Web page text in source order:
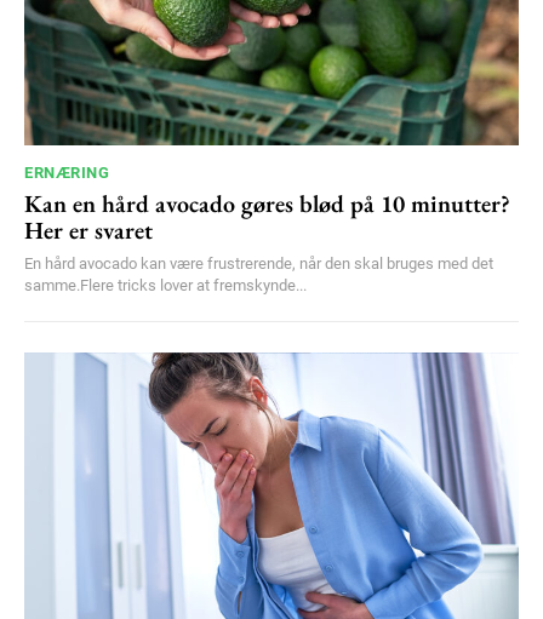
ERNÆRING
Kan en hård avocado gøres blød på 10 minutter?
Her er svaret
En hård avocado kan være frustrerende, når den skal bruges med det
samme.Flere tricks lover at fremskynde...